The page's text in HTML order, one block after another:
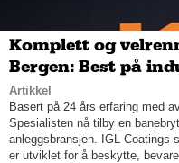
Komplett og
Bergen: Best på
Artikkel
Basert på 24 års erfaring med
Spesialisten nå tilby en
anleggsbransjen. IGL Coatings
er utviklet for å beskytte,